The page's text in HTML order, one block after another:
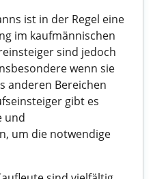
ist in der Regel eine
im kaufmännischen
sind jedoch
wenn sie
anderen Bereichen
gibt es
und
um die notwendige